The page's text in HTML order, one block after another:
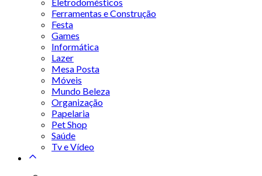
Ferramentas e Construção
Festa
Games
Informática
Lazer
Mesa Posta
Móveis
Mundo Beleza
Organização
Papelaria
Pet Shop
Saúde
Tv e Vídeo